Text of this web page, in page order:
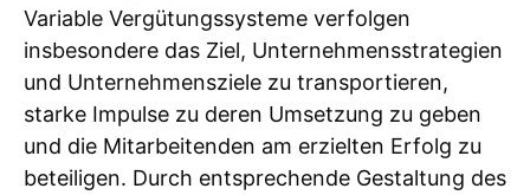
Variable Vergütungssysteme verfolgen
insbesondere das Ziel, Unternehmensstrategien
und Unternehmensziele zu transportieren,
starke Impulse zu deren Umsetzung zu geben
und die Mitarbeitenden am erzielten Erfolg zu
beteiligen. Durch entsprechende Gestaltung des